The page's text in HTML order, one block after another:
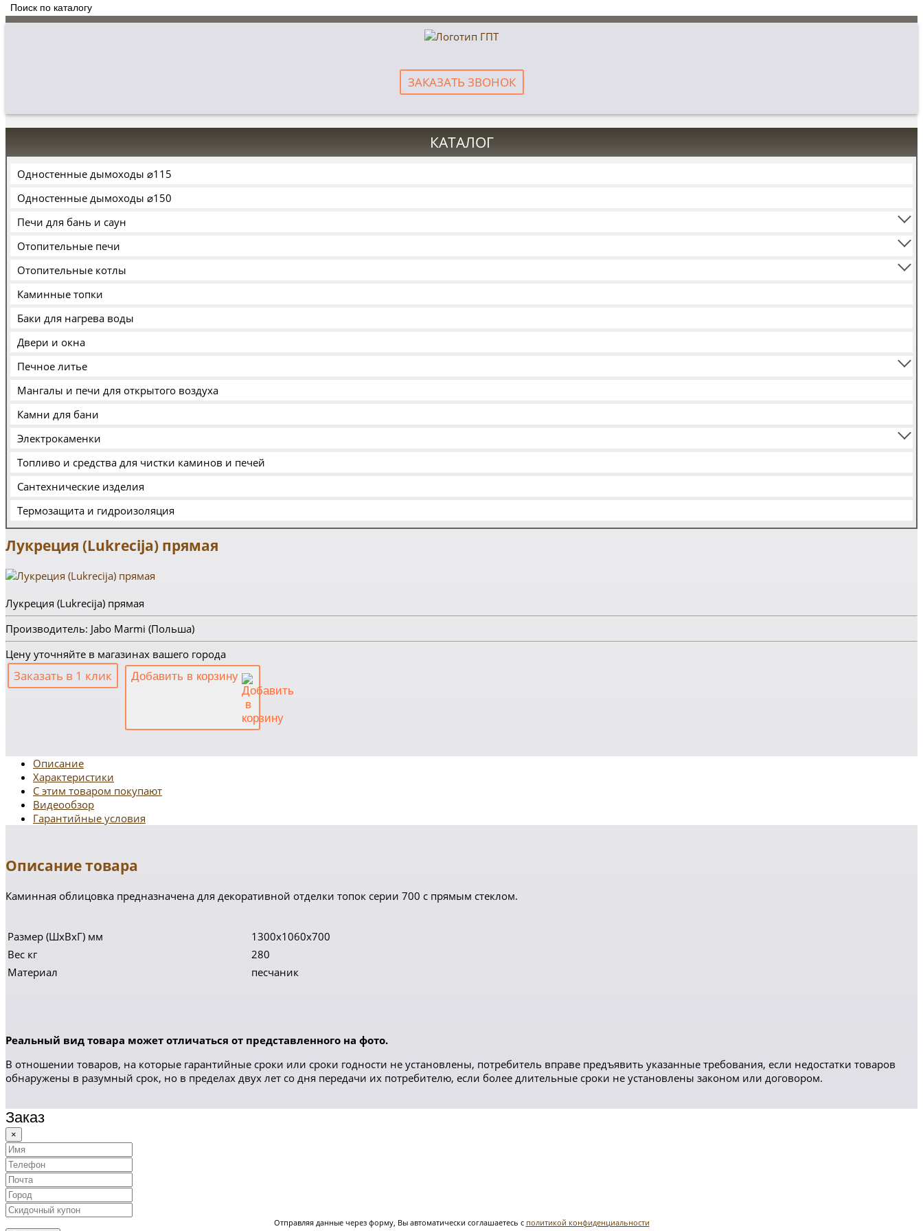
ЗАКАЗАТЬ ЗВОНОК
КАТАЛОГ
Одностенные дымоходы ⌀115
Одностенные дымоходы ⌀150
Печи для бань и саун
Отопительные печи
Отопительные котлы
Каминные топки
Баки для нагрева воды
Двери и окна
Печное литье
Мангалы и печи для открытого воздуха
Камни для бани
Электрокаменки
Топливо и средства для чистки каминов и печей
Сантехнические изделия
Термозащита и гидроизоляция
Лукреция (Lukrecija) прямая
Лукреция (Lukrecija) прямая
Производитель: Jabo Marmi (Польша)
Цену уточняйте в магазинах вашего города
Заказать в 1 клик Добавить в корзину
Описание
Характеристики
С этим товаром покупают
Видеообзор
Гарантийные условия
Описание товара
Каминная облицовка предназначена для декоративной отделки топок серии 700 с прямым стеклом.
Размер (ШхВхГ) мм
1300х1060х700
Вес кг
280
Материал
песчаник
Реальный вид товара может отличаться от представленного на фото.
В отношении товаров, на которые гарантийные сроки или сроки годности не установлены, потребитель вправе предъявить указанные требования, если недостатки товаров
обнаружены в разумный срок, но в пределах двух лет со дня передачи их потребителю, если более длительные сроки не установлены законом или договором.
Заказ
×
Отправляя данные через форму, Вы автоматически соглашаетесь с политикой конфиденциальности